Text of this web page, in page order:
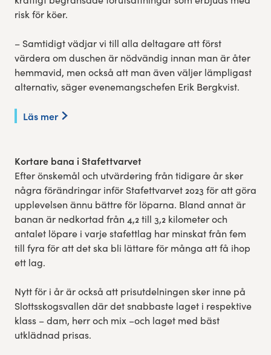
risk för köer.
– Samtidigt vädjar vi till alla deltagare att först
värdera om duschen är nödvändig innan man är åter
hemmavid, men också att man även väljer lämpligast
alternativ, säger evenemangschefen Erik Bergkvist.
Läs mer
Kortare bana i Stafettvarvet
Efter önskemål och utvärdering från tidigare år sker
några förändringar inför Stafettvarvet 2023 för att göra
upplevelsen ännu bättre för löparna. Bland annat är
banan är nedkortad från 4,2 till 3,2 kilometer och
antalet löpare i varje stafettlag har minskat från fem
till fyra för att det ska bli lättare för många att få ihop
ett lag.
Nytt för i år är också att prisutdelningen sker inne på
Slottsskogsvallen där det snabbaste laget i respektive
klass – dam, herr och mix –och laget med bäst
utklädnad prisas.